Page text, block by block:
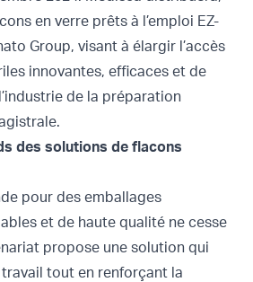
en verre prêts à l’emploi EZ-
Group, visant à élargir l’accès
innovantes, efficaces et de
de la préparation
des solutions de flacons
pour des emballages
et de haute qualité ne cesse
propose une solution qui
tout en renforçant la